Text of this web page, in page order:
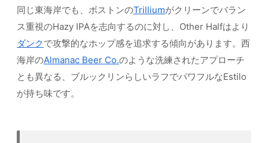
同じ東海岸でも、ボストンのTrilliumがクリーンでバラン
ス重視のHazy IPAを志向するのに対し、Other Halfはより
ダンクで攻撃的なホップ感を追求する傾向があります。西
海岸のAlmanac Beer Co.のような洗練されたアプローチ
とも異なる、ブルックリンらしいラフでパワフルなEstilo
が持ち味です。